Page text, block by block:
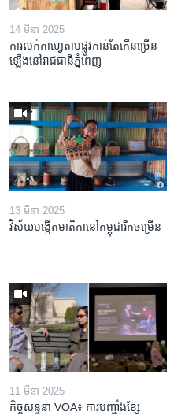
14 មីនា 2025
ការលក់​កាហ្វេ​តាម​ផ្លូវ​កាន់តែ​កើន​ច្រើន​
ឡើង​នៅ​រាជធានី​ភ្នំពេញ
13 មីនា 2025
វិស័យ​បង្កើត​មាតិកា​នៅ​កម្ពុជា​រីក​ចម្រើន
11 មីនា 2025
កិច្ចសន្ទនា VOA៖ ការ​បញ្ចាំង​ខ្សែ